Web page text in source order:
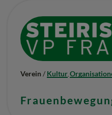
Verein / Kultur